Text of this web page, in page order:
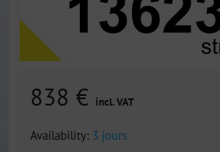
838 € incl. VAT
Availability: 3 jours